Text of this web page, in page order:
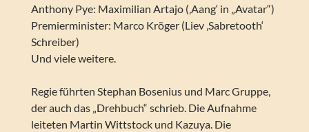
Anthony Pye: Maximilian Artajo (‚Aang‘ in „Avatar“)
Premierminister: Marco Kröger (Liev ‚Sabretooth‘
Schreiber)
Und viele weitere.
Regie führten Stephan Bosenius und Marc Gruppe,
der auch das „Drehbuch“ schrieb. Die Aufnahme
leiteten Martin Wittstock und Kazuya. Die